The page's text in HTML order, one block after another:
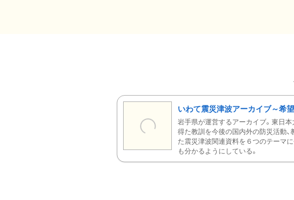
いわて震災津波アーカイブ～希
岩手県が運営するアーカイブ。東日
得た教訓を今後の国内外の防災活動
た震災津波関連資料を６つのテーマ
も分かるようにしている。